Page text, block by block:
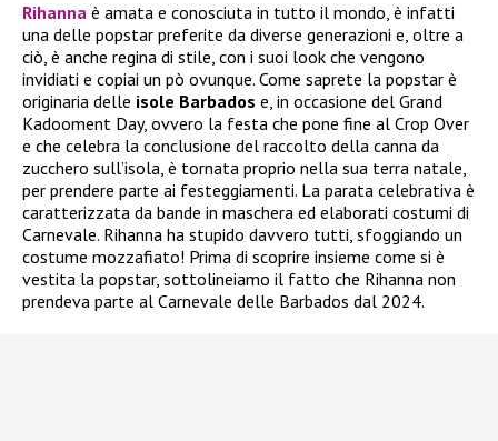
Rihanna è amata e conosciuta in tutto il mondo, è infatti
una delle popstar preferite da diverse generazioni e, oltre a
ciò, è anche regina di stile, con i suoi look che vengono
invidiati e copiai un pò ovunque. Come saprete la popstar è
originaria delle isole Barbados e, in occasione del Grand
Kadooment Day, ovvero la festa che pone fine al Crop Over
e che celebra la conclusione del raccolto della canna da
zucchero sull’isola, è tornata proprio nella sua terra natale,
per prendere parte ai festeggiamenti. La parata celebrativa è
caratterizzata da bande in maschera ed elaborati costumi di
Carnevale. Rihanna ha stupido davvero tutti, sfoggiando un
costume mozzafiato! Prima di scoprire insieme come si è
vestita la popstar, sottolineiamo il fatto che Rihanna non
prendeva parte al Carnevale delle Barbados dal 2024.